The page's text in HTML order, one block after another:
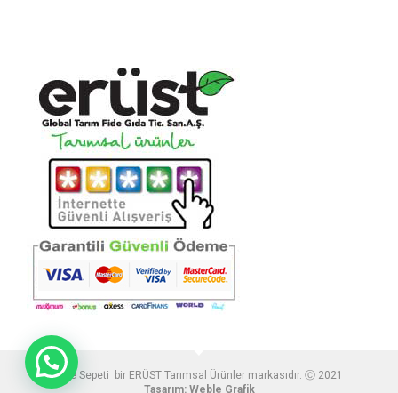
Fide Sepeti bir ERÜST Tarımsal Ürünler markasıdır. Ⓒ 2021
Tasarım: Weble Grafik